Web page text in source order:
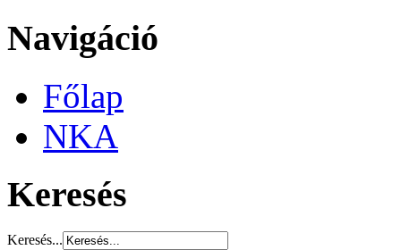
Navigáció
Főlap
NKA
Keresés
Keresés...